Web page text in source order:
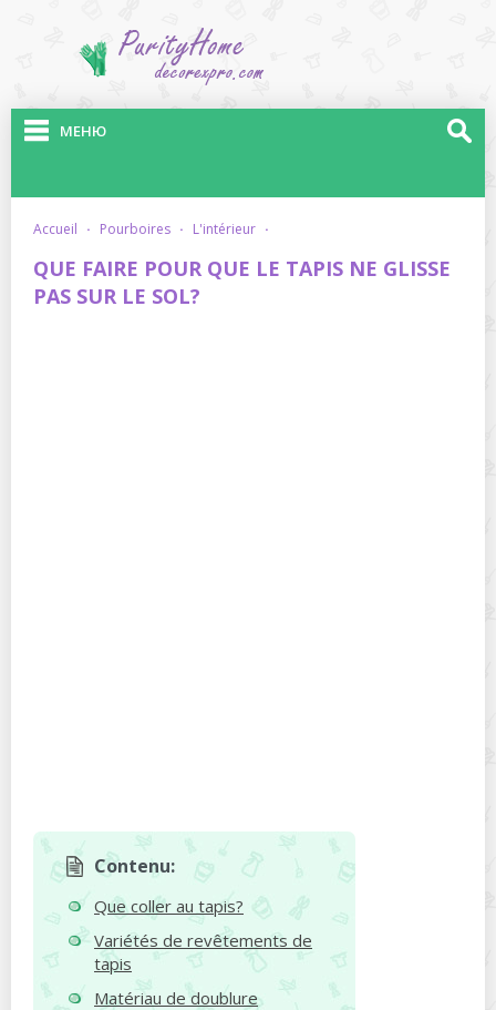
МЕНЮ
accueil · pourboires · l'intérieur ·
QUE FAIRE POUR QUE LE TAPIS NE GLISSE
PAS SUR LE SOL?
Contenu:
Que coller au tapis?
Variétés de revêtements de
tapis
Matériau de doublure